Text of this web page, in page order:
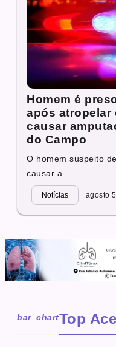
Homem é
após atropelar
causar
do Campo
O homem suspeito
causar a...
Notícias agosto
bar_chartTop